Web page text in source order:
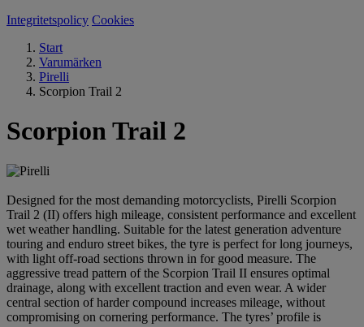
Integritetspolicy Cookies
Start
Varumärken
Pirelli
Scorpion Trail 2
Scorpion Trail 2
Designed for the most demanding motorcyclists, Pirelli Scorpion
Trail 2 (II) offers high mileage, consistent performance and excellent
wet weather handling. Suitable for the latest generation adventure
touring and enduro street bikes, the tyre is perfect for long journeys,
with light off-road sections thrown in for good measure. The
aggressive tread pattern of the Scorpion Trail II ensures optimal
drainage, along with excellent traction and even wear. A wider
central section of harder compound increases mileage, without
compromising on cornering performance. The tyres’ profile is